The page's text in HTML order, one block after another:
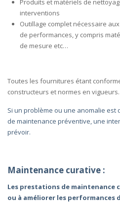
Produits et matériels de
interventions
Outillage complet nécessaire
de performances, y compris
de mesure etc…
Toutes les fournitures étant
constructeurs et normes en vigueurs.
Si un problème ou une anomalie est
de maintenance préventive, une
prévoir.
Maintenance curative :
Les prestations de maintenance
ou à améliorer les performances